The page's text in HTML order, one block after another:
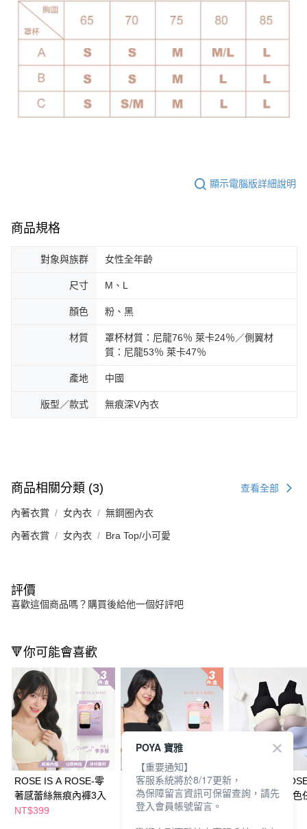
顯示電腦版詳細說明
商品規格
對象與族群 女性全年齡
尺寸 M、L
顏色 粉、黑
材質
罩杯材質：尼龍76％ 萊卡24％／側翼材
質：尼龍53％ 萊卡47％
產地 中國
版型／款式 無痕深V內衣
商品相關分類 (3) 查看全部
內著衣賞 女內衣 無鋼圈內衣
內著衣賞 女內衣 Bra Top/小可愛
評價
喜歡這個商品嗎？購買後給他一個好評吧
🔻你可能會喜歡
ROSE IS A ROSE-零
著感蕾絲無痕內褲3入
NT$399
ROSE IS A ROSE-無
痕雲朵面膜褲3入
NT$399
ROSE IS A
零著感內衣-多色
POYA 寶雅
【重要通知】
客服系統將於8/17更新，
為保障留言資訊可保留查詢，請先
登入會員帳號留言。